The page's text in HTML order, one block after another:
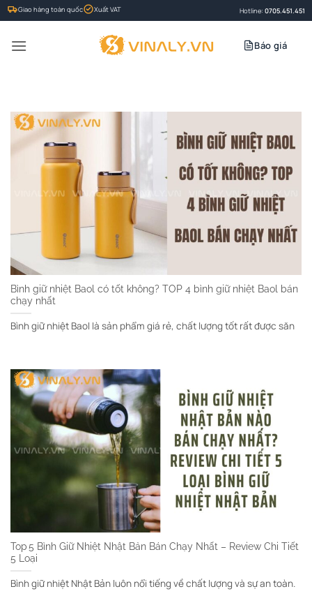
Bỏ
qua
nội
Giao hàng toàn quốc Xuất VAT Hotline: 0705.451.451
Báo giá
Bình giữ nhiệt Baol có tốt không? TOP 4 bình giữ nhiệt Baol bán
chạy nhất
Bình giữ nhiệt Baol là sản phẩm giá rẻ, chất lượng tốt rất được săn
Top 5 Bình Giữ Nhiệt Nhật Bản Bán Chạy Nhất – Review Chi Tiết
5 Loại
Bình giữ nhiệt Nhật Bản luôn nổi tiếng về chất lượng và sự an toàn.